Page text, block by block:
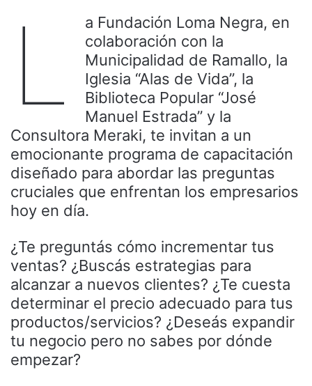
L
a Fundación Loma Negra, en
colaboración con la
Municipalidad de Ramallo, la
Iglesia “Alas de Vida”, la
Biblioteca Popular “José
Manuel Estrada” y la
Consultora Meraki, te invitan a un
emocionante programa de capacitación
diseñado para abordar las preguntas
cruciales que enfrentan los empresarios
hoy en día.
¿Te preguntás cómo incrementar tus
ventas? ¿Buscás estrategias para
alcanzar a nuevos clientes? ¿Te cuesta
determinar el precio adecuado para tus
productos/servicios? ¿Deseás expandir
tu negocio pero no sabes por dónde
empezar?